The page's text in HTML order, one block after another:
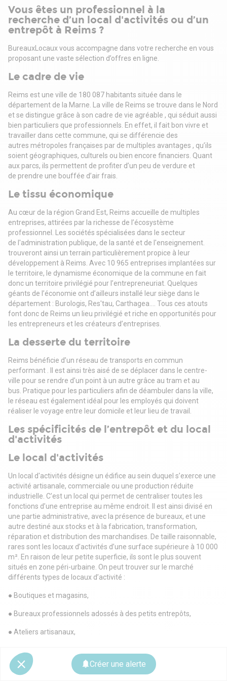
Créer une alerte
- Indexation : Annuelle, date prise effet
- Dépôt de garantie : 3 mois HT/HC
- Loyers et charges : Trimestriels et d'avance
INFORMATIONS LEGALES
En cas de litige entre le professionnel et le consommateur,
ceux-ci s'efforceront de trouver une solution amiable.
A défaut d'accord amiable, le consommateur a la possibilité
de saisir gratuitement le médiateur de la consommation
délai d'un an à compter de la réclamation écrite adressée au
professionnel.
La saisie du médiateur de la consommation devra
s'effectuer :
- soit en complétant le formulaire prévu à cet effet sur le site
internet de l'AME CONSO : www.mediationconso-ame.com
- soit par courrier adressé à l'AME CONSO, 197 Boulevard
Saint-Germain - 75007 PARIS
Arthur Loyd Grand Est reste à votre disposition pour toute
Vous êtes un professionnel à la
recherche d’un local d'activités ou d’un
entrepôt à Reims ?
BureauxLocaux vous accompagne dans votre recherche en vous
proposant une vaste sélection d’offres en ligne.
Le cadre de vie
Reims est une ville de 180 087 habitants située dans le
département de la Marne. La ville de Reims se trouve dans le Nord
et se distingue grâce à son cadre de vie agréable , qui séduit aussi
bien particuliers que professionnels. En effet, il fait bon vivre et
travailler dans cette commune, qui se différencie des
autres métropoles françaises par de multiples avantages , qu’ils
soient géographiques, culturels ou bien encore financiers. Quant
aux parcs, ils permettent de profiter d’un peu de verdure et
de prendre une bouffée d’air frais.
Le tissu économique
Au cœur de la région Grand Est, Reims accueille de multiples
entreprises, attirées par la richesse de l’écosystème
professionnel. Les sociétés spécialisées dans le secteur
de l'administration publique, de la santé et de l'enseignement.
trouveront ainsi un terrain particulièrement propice à leur
développement à Reims. Avec 10 965 entreprises implantées sur
le territoire, le dynamisme économique de la commune en fait
donc un territoire privilégié pour l’entrepreneuriat. Quelques
géants de l’économie ont d’ailleurs installé leur siège dans le
département : Burologis, Res'tau, Carthagea.... Tous ces atouts
font donc de Reims un lieu privilégié et riche en opportunités pour
les entrepreneurs et les créateurs d’entreprises.
La desserte du territoire
Reims bénéficie d’un réseau de transports en commun
performant . Il est ainsi très aisé de se déplacer dans le centre-
ville pour se rendre d’un point à un autre grâce au tram et au
bus. Pratique pour les particuliers afin de déambuler dans la ville,
le réseau est également idéal pour les employés qui doivent
réaliser le voyage entre leur domicile et leur lieu de travail.
Les spécificités de l’entrepôt et du local
d'activités
Le local d'activités
Un local d'activités désigne un édifice au sein duquel s’exerce une
activité artisanale, commerciale ou une production réduite
industrielle. C’est un local qui permet de centralisertoutes les
fonctions d’une entreprise au même endroit. Il est ainsi divisé en
une partie administrative, avec la présence de bureaux, et une
autre destiné aux stocks et à la fabrication, transformation,
réparation et distribution des marchandises. De taille raisonnable,
rares sont les locaux d’activités d’une surface supérieure à 10 000
m². En raison de leur petite superficie, ils sont le plus souvent
situés en zone péri-urbaine. On peut trouver sur le marché
différents types de locaux d’activité :
● Boutiques et magasins,
● Bureaux professionnels adossés à des petits entrepôts,
● Ateliers artisanaux,
● Bâtiments industriels.
L’entrepôt